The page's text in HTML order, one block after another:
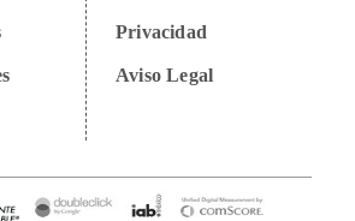
Privacidad
Aviso Legal